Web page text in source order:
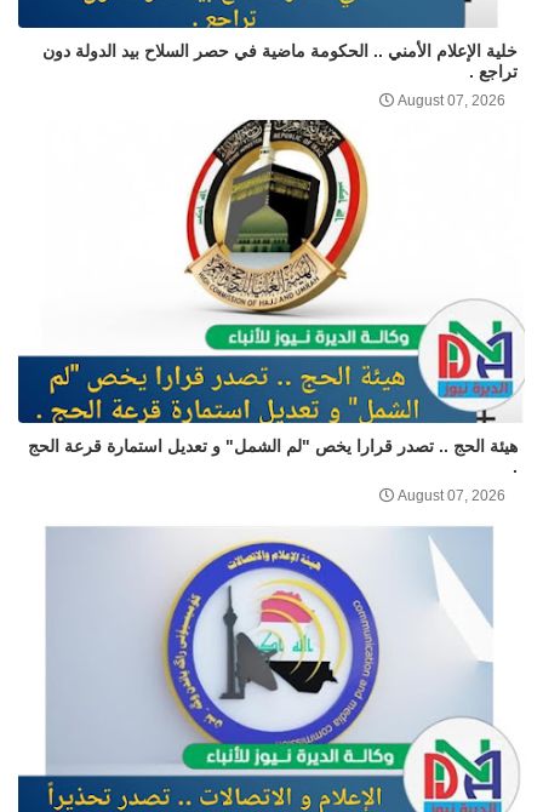
خلية الإعلام الأمني .. الحكومة ماضية في حصر السلاح بيد الدولة دون
تراجع .
August 07, 2026
هيئة الحج .. تصدر قرارا يخص "لم الشمل" و تعديل استمارة قرعة الحج
.
August 07, 2026